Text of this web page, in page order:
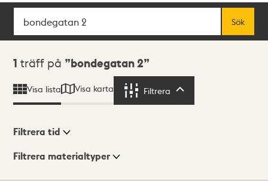
Sök
Sök
Sökresultat
1 träff på bondegatan 2
Visa lista Visa karta Filtrera
Visningsläge
Filtrera tid
Filtrera materialtyper